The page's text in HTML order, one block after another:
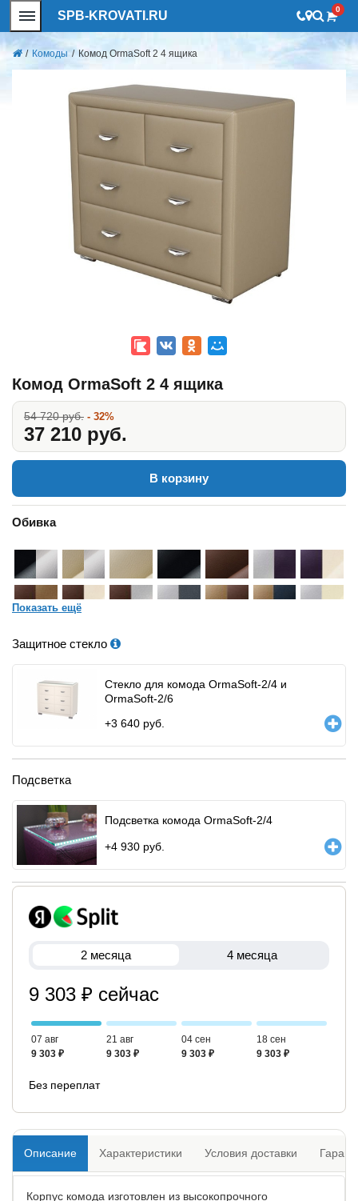
SPB-KROVATI.RU 0
/ Комоды / Комод OrmaSoft 2 4 ящика
Комод OrmaSoft 2 4 ящика
54 720 руб. - 32%
37 210 руб.
В корзину
Обивка
Показать ещё
Защитное стекло
Стекло для комода OrmaSoft-2/4 и
OrmaSoft-2/6
+3 640 руб.
Подсветка
Подсветка комода OrmaSoft-2/4
+4 930 руб.
2 месяца 4 месяца
9 303 ₽ сейчас
07 авг
9 303 ₽
21 авг
9 303 ₽
04 сен
9 303 ₽
18 сен
9 303 ₽
Без переплат
Описание Характеристики Условия доставки
Корпус комода изготовлен из высокопрочного